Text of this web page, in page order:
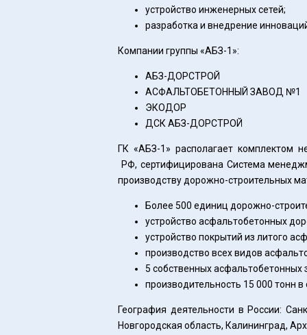
устройство инженерных сетей;
разработка и внедрение
Компании группы «АБЗ-1»:
АБЗ-ДОРСТРОЙ
АСФАЛЬТОБЕТОННЫЙ ЗАВОД №1
ЭКОДОР
ДСК АБЗ-ДОРСТРОЙ
ГК «АБЗ-1» располагает комплектом
РФ, сертифицирована Система
производству дорожно-строительных
Более 500 единиц дорожно-
устройство асфальтобетонных
устройство покрытий из литого
производство всех видов
5 собственных асфальтобетонных
производительность 15 000 тонн в
География деятельности в России:
Новгородская область, Калининград,